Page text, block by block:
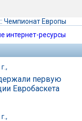
:: Чемпионат Европы
интернет-ресурсы
первую
Евробаскета